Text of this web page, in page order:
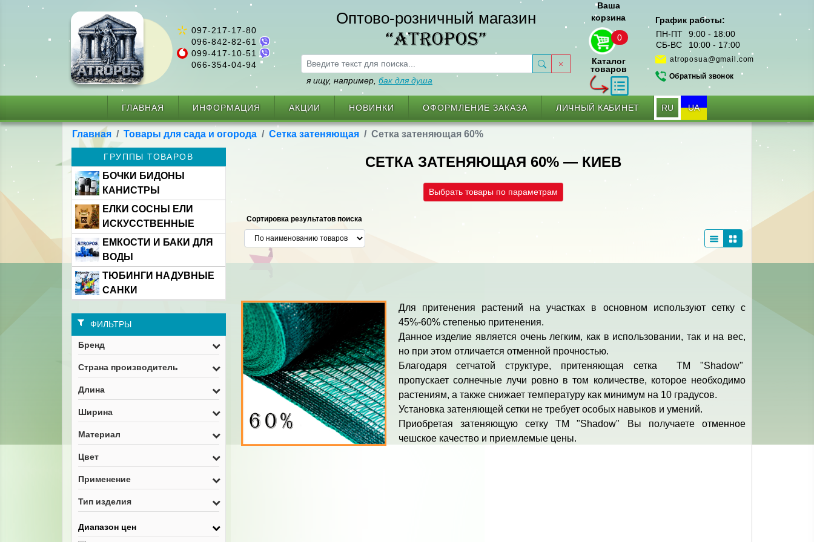
097-217-17-80
096-842-82-61
099-417-10-51
066-354-04-94
Оптово-розничный магазин
“ATROPOS”
я ищу, например, бак для душа
Ваша
корзина
0
Каталог
товаров
График работы:
ПН-ПТ
9:00 - 18:00
СБ-ВС
10:00 - 17:00
atroposua@gmail.com
Обратный звонок
ГЛАВНАЯ ИНФОРМАЦИЯ АКЦИИ НОВИНКИ ОФОРМЛЕНИЕ ЗАКАЗА ЛИЧНЫЙ КАБИНЕТ RU UA
Главная Товары для сада и огорода Сетка затеняющая Сетка затеняющая 60%
ГРУППЫ ТОВАРОВ
БОЧКИ БИДОНЫ
КАНИСТРЫ
ЕЛКИ СОСНЫ ЕЛИ
ИСКУССТВЕННЫЕ
ЕМКОСТИ И БАКИ ДЛЯ
ВОДЫ
ТЮБИНГИ НАДУВНЫЕ
САНКИ
ФИЛЬТРЫ
Бренд
Страна производитель
Длина
Ширина
Материал
Цвет
Применение
Тип изделия
Диапазон цен
СЕТКА ЗАТЕНЯЮЩАЯ 60% — КИЕВ
Выбрать товары по параметрам
Сортировка результатов поиска
Для притенения растений на участках в основном используют сетку с
45%-60% степенью притенения.
Данное изделие является очень легким, как в использовании, так и на вес,
но при этом отличается отменной прочностью.
Благодаря сетчатой структуре, притеняющая сетка ТМ "Shadow"
пропускает солнечные лучи ровно в том количестве, которое необходимо
растениям, а также снижает температуру как минимум на 10 градусов.
Установка затеняющей сетки не требует особых навыков и умений.
Приобретая затеняющую сетку ТМ "Shadow" Вы получаете отменное
чешское качество и приемлемые цены.